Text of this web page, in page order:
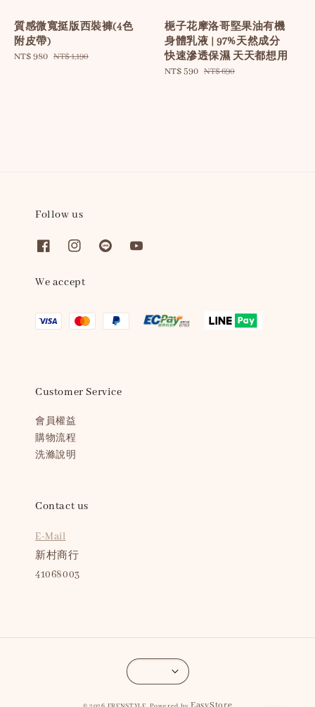
質感微寬挺版西裝褲(4色
附皮帶)
Sale
NT$ 980 Regular
NT$ 1,190
梔子花摩洛哥堅果油有機
身體乳液 | 97%天然成分
快速滲透保濕 天天都想用
Sale
NT$ 590 Regular
NT$ 690
Follow us
We accept
Customer Service
會員權益
購物流程
洗滌說明
Contact us
E-Mail
新村商行
41068003